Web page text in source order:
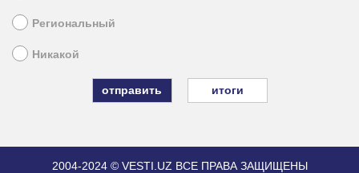
Региональный
Никакой
итоги
2004-2024 © VESTI.UZ ВСЕ ПРАВА ЗАЩИЩЕНЫ